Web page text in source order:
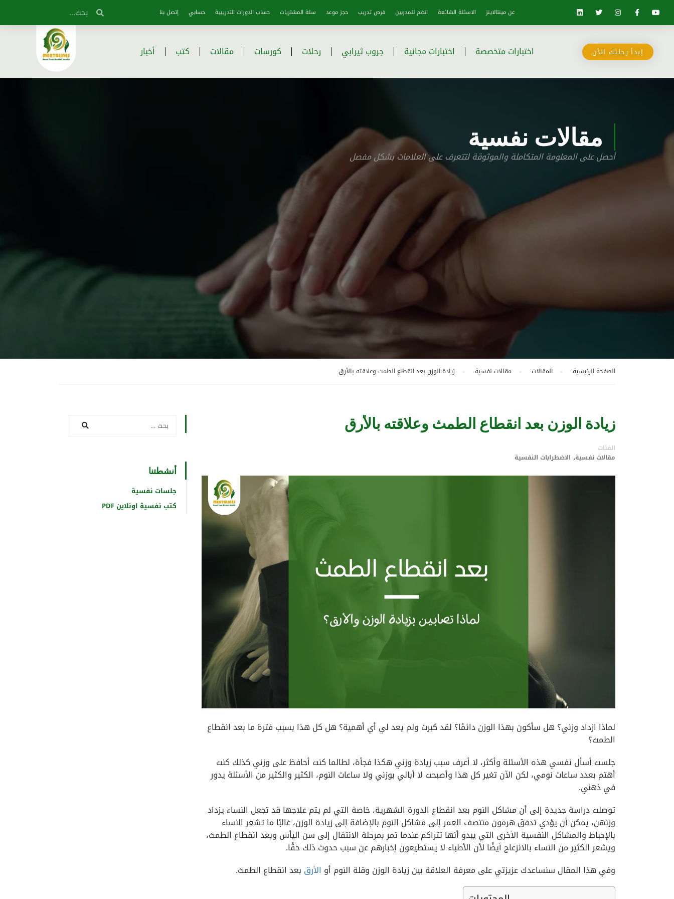
عن مينتالاينز الاسئلة الشائعة انضم للمدربين فرص تدريب حجز موعد سلة المشتريات حساب الدورات التدريبية حسابي إتصل بنا
إبدأ رحلتك الآن اختبارات متخصصة اختبارات مجانية جروب ثيرابي رحلات كورسات مقالات كتب أخبار
مقالات نفسية
أحصل على المعلومة المتكاملة والموثوقة لتتعرف على العلامات بشكل مفصل
الصفحة الرئيسية المقالات مقالات نفسية زيادة الوزن بعد انقطاع الطمث وعلاقته بالأرق
زيادة الوزن بعد انقطاع الطمث وعلاقته بالأرق
الفئات
مقالات نفسية, الاضطرابات النفسية
لماذا ازداد وزني؟ هل سأكون بهذا الوزن دائمًا؟ لقد كبرت ولم يعد لي أي أهمية؟ هل كل هذا بسبب فترة ما بعد انقطاع
الطمث؟
جلست أسأل نفسي هذه الأسئلة وأكثر، لا أعرف سبب زيادة وزني هكذا فجأة، لطالما كنت أحافظ على وزني كذلك كنت
أهتم بعدد ساعات نومي، لكن الآن تغير كل هذا وأصبحت لا أبالي بوزني ولا ساعات النوم، الكثير والكثير من الأسئلة يدور
في ذهني.
توصلت دراسة جديدة إلى أن مشاكل النوم بعد انقطاع الدورة الشهرية، خاصة التي لم يتم علاجها قد تجعل النساء يزداد
وزنهن، يمكن أن يؤدي تدفق هرمون منتصف العمر إلى مشاكل النوم بالإضافة إلى زيادة الوزن، غالبًا ما تشعر النساء
بالإحباط والمشاكل النفسية الأخرى التي يبدو أنها تتراكم عندما تمر بمرحلة الانتقال إلى سن اليأس وبعد انقطاع الطمث،
ويشعر الكثير من النساء بالانزعاج أيضًا لأن الأطباء لا يستطيعون إخبارهم عن سبب حدوث ذلك حقًا.
وفي هذا المقال سنساعدك عزيزتي على معرفة العلاقة بين زيادة الوزن وقلة النوم أو الأرق بعد انقطاع الطمث.
أنشطتنا
جلسات نفسية
كتب نفسية اونلاين PDF